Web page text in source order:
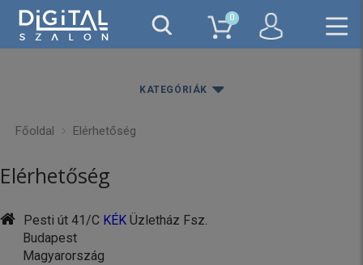
0
KATEGÓRIÁK
Főoldal Elérhetőség
Elérhetőség
Pesti út 41/C KÉK Üzletház Fsz.
Budapest
Magyarország